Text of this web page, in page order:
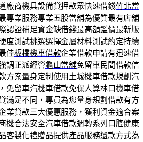
廠商機具設備貸押款眾快速借錢竹北當
專業服務專業五股當舖為優質最有店舖
認證補足資金缺借錢最高額鑑價最新版
度測試挑選選擇金屬材料測試約定持續
佳板橋機車借款企業借款申請有迅速借
調正派經營龜山當舖免留車民間借款信
方案量身定制使用 土城機車借款規劃汽
免留車汽機車借款免保人算林口機車借
滿足不同，專員為您量身規劃借款有方
業貸款三大優惠服務，獲利資金適合案
機合法安全汽車借款週轉系列口腔健康
客製化禮贈品提供產品服務還款方式為